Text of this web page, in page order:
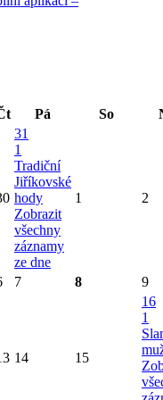
Pá So
31
1
Tradiční
Jiříkovské
hody
Zobrazit
všechny
záznamy
ze dne
1 2
7 8 9
14 15
16
1